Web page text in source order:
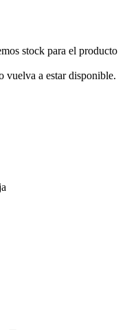
stock para el producto
vuelva a estar disponible.